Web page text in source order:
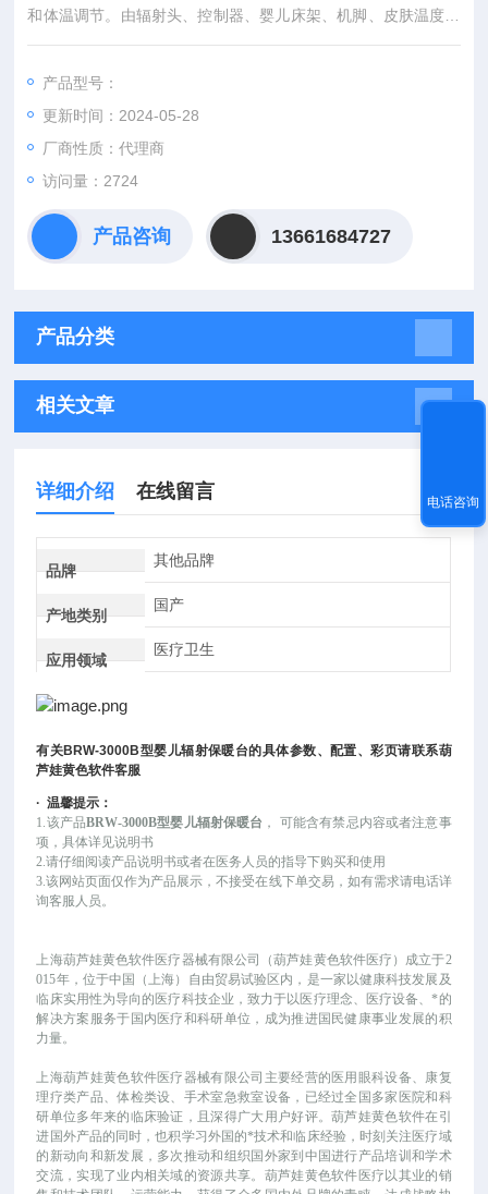
和体温调节。由辐射头、控制器、婴儿床架、机脚、皮肤温度传
感器、托盘、输液架、光疗灯（选配）、电动吸引器组成。
产品型号：
更新时间：2024-05-28
厂商性质：代理商
访问量：2724
产品咨询 13661684727
产品分类
相关文章
详细介绍 在线留言
品牌
其他品牌
产地类别
国产
应用领域
医疗卫生
有关BRW-3000B型婴儿辐射保暖台的具体参数、配置、彩页请联系葫
芦娃黄色软件客服
·温馨提示：
1.该产品BRW-3000B型婴儿辐射保暖台 ， 可能含有禁忌内容或者注意事
项，具体详见说明书
2.请仔细阅读产品说明书或者在医务人员的指导下购买和使用
3.该网站页面仅作为产品展示，不接受在线下单交易，如有需求请电话详
询客服人员。
上海葫芦娃黄色软件医疗器械有限公司（葫芦娃黄色软件医疗）成立于2
015年，位于中国（上海）自由贸易试验区内，是一家以健康科技发展及
临床实用性为导向的医疗科技企业，致力于以医疗理念、医疗设备、*的
解决方案服务于国内医疗和科研单位，成为推进国民健康事业发展的积
力量。
上海葫芦娃黄色软件医疗器械有限公司主要经营的医用眼科设备、康复
理疗类产品、体检类设、手术室急救室设备，已经过全国多家医院和科
研单位多年来的临床验证，且深得广大用户好评。葫芦娃黄色软件在引
进国外产品的同时，也积学习外国的*技术和临床经验，时刻关注医疗域
的新动向和新发展，多次推动和组织国外家到中国进行产品培训和学术
交流，实现了业内相关域的资源共享。葫芦娃黄色软件医疗以其业的销
电话咨询